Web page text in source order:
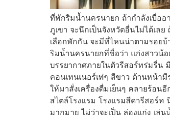
ที่พักริมน้ำนครนายก ถ้ากำลังเบื่ออ
ภูเขา จะนึกเป็นจังหวัดอื่นไม่ได้เล
เลือกพักกัน จะมีที่ไหนน่าตามรอย
ริมน้ำนครนายกที่ชื่อว่า แก่งสาวน้
บรรยากาศภายในตัวรีสอร์ทร่มรื่น
คอนเทนเนอร์เท่ๆ สีขาว ด้านหน้า
ให้มาสั่งเครื่องดื่มเย็นๆ คลายร้อ
สไตล์โรงแรม โรงแรมสีดารีสอร์
มากมาย ไม่ว่าจะเป็น ล่องแก่ง เล่